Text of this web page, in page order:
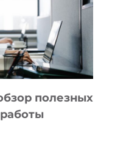
полезных